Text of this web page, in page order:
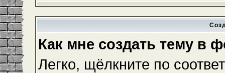
Как мне создать тему в
Легко, щёлкните по